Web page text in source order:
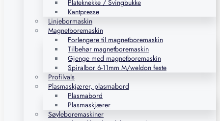
Plateknekke / Svingbukke
Kantpresse
Linjebormaskin
Magnetboremaskin
Forlengere til magnetboremaskin
Tilbehør magnetboremaskin
Gjenge med magnetboremaskin
Spiralbor 6-11mm M/weldon feste
Profilvals
Plasmaskjærer, plasmabord
Plasmabord
Plasmaskjærer
Søyleboremaskiner